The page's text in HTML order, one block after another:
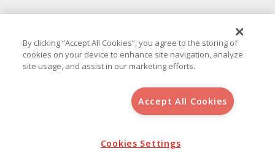
, S.L.U.(B-64405731) c/ San Norberto
Aviso Legal
Política de Cookies
By clicking “Accept All Cookies”, you agree to the storing of
cookies on your device to enhance site navigation, analyze
site usage, and assist in our marketing efforts.
Accept All Cookies
Cookies Settings